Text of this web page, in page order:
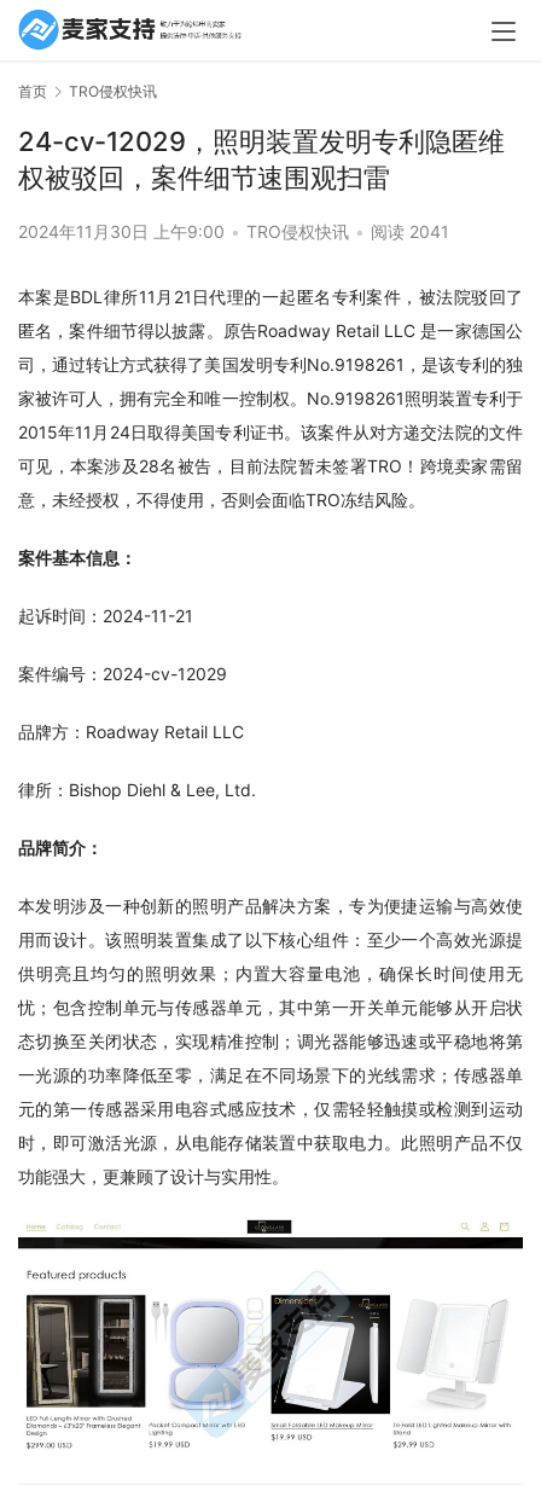
首页 TRO侵权快讯
24-cv-12029，照明装置发明专利隐匿维
权被驳回，案件细节速围观扫雷
2024年11月30日 上午9:00 • TRO侵权快讯 • 阅读 2041
本案是BDL律所11月21日代理的一起匿名专利案件，被法院驳回了
匿名，案件细节得以披露。原告Roadway Retail LLC 是一家德国公
司，通过转让方式获得了美国发明专利No.9198261，是该专利的独
家被许可人，拥有完全和唯一控制权。No.9198261照明装置专利于
2015年11月24日取得美国专利证书。该案件从对方递交法院的文件
可见，本案涉及28名被告，目前法院暂未签署TRO！跨境卖家需留
意，未经授权，不得使用，否则会面临TRO冻结风险。
案件基本信息：
起诉时间：2024-11-21
案件编号：2024-cv-12029
品牌方：Roadway Retail LLC
律所：Bishop Diehl & Lee, Ltd.
品牌简介：
本发明涉及一种创新的照明产品解决方案，专为便捷运输与高效使
用而设计。该照明装置集成了以下核心组件：至少一个高效光源提
供明亮且均匀的照明效果；内置大容量电池，确保长时间使用无
忧；包含控制单元与传感器单元，其中第一开关单元能够从开启状
态切换至关闭状态，实现精准控制；调光器能够迅速或平稳地将第
一光源的功率降低至零，满足在不同场景下的光线需求；传感器单
元的第一传感器采用电容式感应技术，仅需轻轻触摸或检测到运动
时，即可激活光源，从电能存储装置中获取电力。此照明产品不仅
功能强大，更兼顾了设计与实用性。